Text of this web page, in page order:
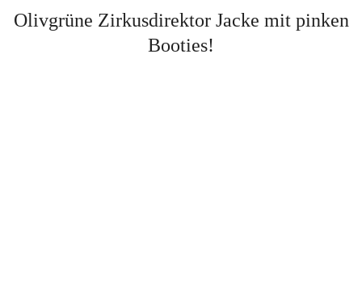
Olivgrüne Zirkusdirektor Jacke mit pinken
Booties!